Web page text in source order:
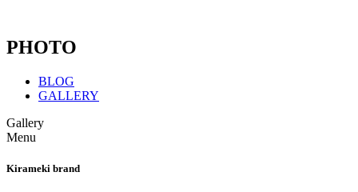
PHOTO
BLOG
GALLERY
Gallery
Menu
Kirameki brand